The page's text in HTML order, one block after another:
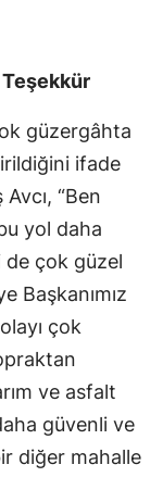
Teşekkür
güzergâhta
ifade
“Ben
yol daha
de çok güzel
Başkanımız
çok
ve asfalt
güvenli ve
diğer mahalle